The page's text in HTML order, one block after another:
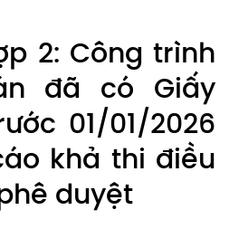
2: Công trình
đã có Giấy
01/01/2026
khả thi điều
duyệt